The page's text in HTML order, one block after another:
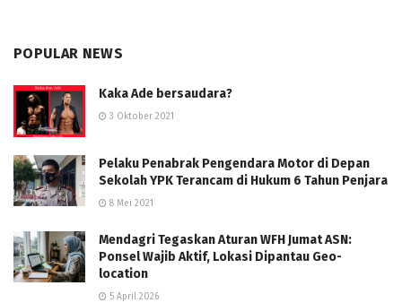
POPULAR NEWS
Kaka Ade bersaudara?
3 Oktober 2021
Pelaku Penabrak Pengendara Motor di Depan
Sekolah YPK Terancam di Hukum 6 Tahun Penjara
8 Mei 2021
Mendagri Tegaskan Aturan WFH Jumat ASN:
Ponsel Wajib Aktif, Lokasi Dipantau Geo-
location
5 April 2026